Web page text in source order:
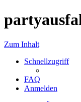
Zum Inhalt
Schnellzugriff
FAQ
Anmelden